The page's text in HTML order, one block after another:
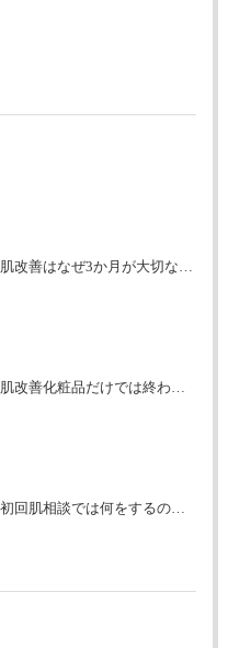
【大阪・本町】肌改善はなぜ3か月が大切なの？｜シミ・肝斑・敏感肌改善専門サロン
【大阪・本町】肌改善化粧品だけでは終わらせません｜ラボーテエクラが伴走型の肌改善にこだわる理由
【大阪・本町】初回肌相談では何をするの？｜シミ・肝斑・敏感肌改善専門サロン